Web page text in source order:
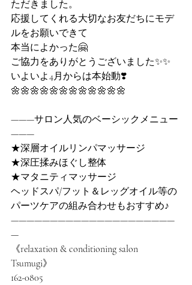
ただきました。
応援してくれる大切なお友だちにモデ
ルをお願いできて
本当によかった🤗
ご協力をありがとうございました✨✨
いよいよ4月からは本始動❣️
🌼🌼🌼🌼🌼🌼🌼🌼🌼🌼🌼🌼
———サロン人気のベーシックメニュー
———
★深層オイルリンパマッサージ
★深圧揉みほぐし整体
★マタニティマッサージ
ヘッドスパ/フット＆レッグオイル等の
パーツケアの組み合わせもおすすめ♪
—————————————————————
—
《relaxation & conditioning salon
Tsumugi》
162-0805